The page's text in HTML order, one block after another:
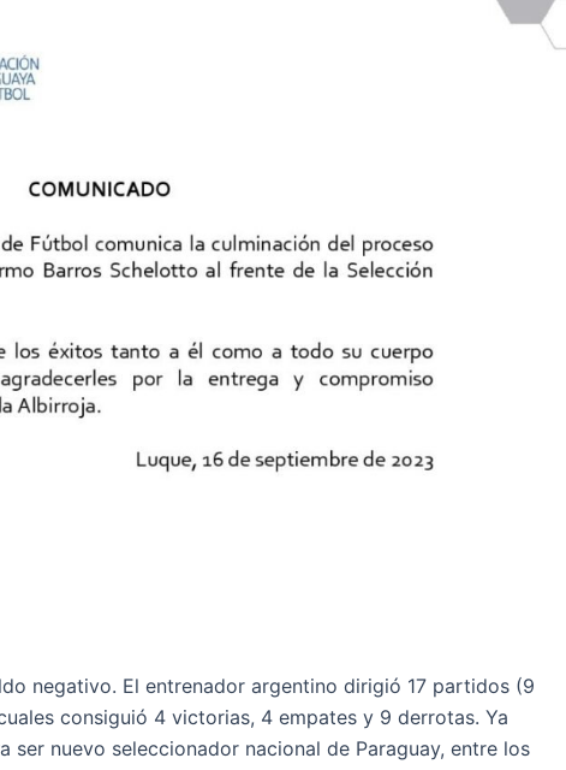
negativo. El entrenador argentino dirigió 17 partidos (9
consiguió 4 victorias, 4 empates y 9 derrotas. Ya
ser nuevo seleccionador nacional de Paraguay, entre los